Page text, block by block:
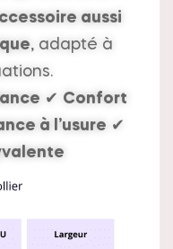
aussi
, adapté à
✔ Confort
à l’usure ✔